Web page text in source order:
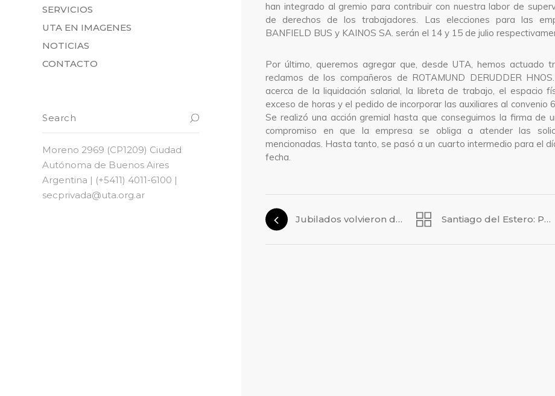
SERVICIOS
UTA EN IMAGENES
NOTICIAS
CONTACTO
Moreno 2969 (CP1209) Ciudad
Autónoma de Buenos Aires
Argentina | (+5411) 4011-6100 |
secprivada@uta.org.ar
han integrado al gremio para contribuir con nuestra labor de
de derechos de los trabajadores. Las elecciones para las
BANFIELD BUS y KAINOS SA. serán el 14 y 15 de julio
Por último, queremos agregar que, desde UTA, hemos actuado
reclamos de los compañeros de ROTAMUND DERUDDER HNOS.
acerca de la liquidación salarial, la libreta de trabajo, el espacio
exceso de horas y el pedido de incorporar las auxiliares al convenio
Se realizó una acción gremial hasta que conseguimos la firma de
compromiso en que la empresa se obliga a atender las
mencionadas. Hasta tanto, se pasó a un cuarto intermedio para el
fecha.
Jubilados volvieron de San Luis Santiago del Estero: Paramos la Cooperativa Alberdi